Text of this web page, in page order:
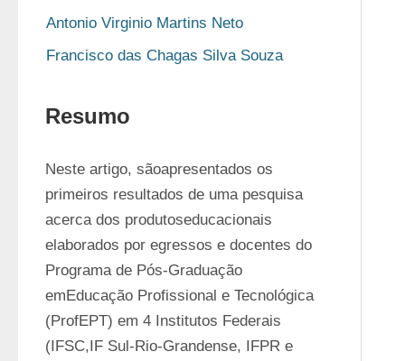
Antonio Virginio Martins Neto
Francisco das Chagas Silva Souza
Resumo
Neste artigo, sãoapresentados os
primeiros resultados de uma pesquisa
acerca dos produtoseducacionais
elaborados por egressos e docentes do
Programa de Pós-Graduação
emEducação Profissional e Tecnológica
(ProfEPT) em 4 Institutos Federais
(IFSC,IF Sul-Rio-Grandense, IFPR e